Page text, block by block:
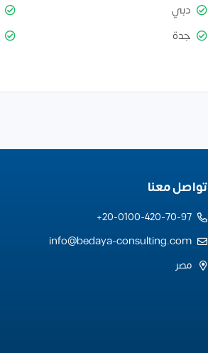
دبي
جدة
تواصل معنا
20-0100-420-70-97+
info@bedaya-consulting.com
مصر